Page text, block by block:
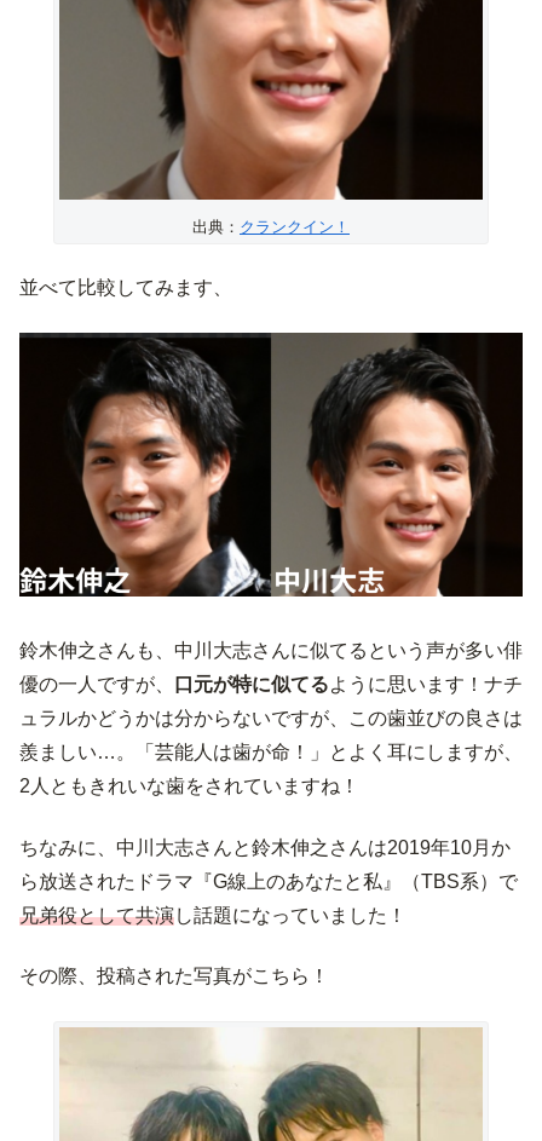
出典： クランクイン！
並べて比較してみます、
鈴木伸之さんも、中川大志さんに似てるという声が多い俳
優の一人ですが、
口元が特に似てるように思います！ナチ
ュラルかどうかは分からないですが、この歯並びの良さは
羨ましい…。「芸能人は歯が命！」とよく耳にしますが、
2人ともきれいな歯をされていますね！
ちなみに、中川大志さんと鈴木伸之さんは2019年10月か
ら放送されたドラマ『G線上のあなたと私』（TBS系）で
兄弟役として共演し話題になっていました！
その際、投稿された写真がこちら！